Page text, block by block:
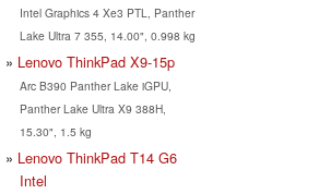
Intel Graphics 4 Xe3 PTL, Panther
Lake Ultra 7 355, 14.00", 0.998 kg
Lenovo ThinkPad X9-15p
Arc B390 Panther Lake iGPU,
Panther Lake Ultra X9 388H,
15.30", 1.5 kg
Lenovo ThinkPad T14 G6
Intel